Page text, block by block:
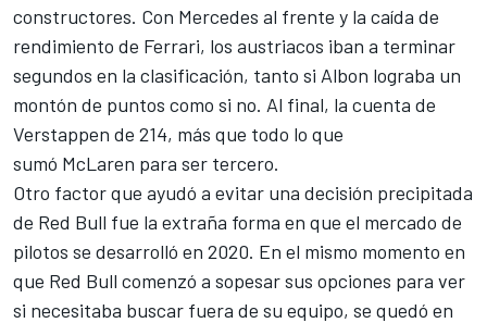
constructores. Con Mercedes al frente y la caída de
rendimiento de Ferrari, los austriacos iban a terminar
segundos en la clasificación, tanto si Albon lograba un
montón de puntos como si no. Al final, la cuenta de
Verstappen de 214, más que todo lo que
sumó McLaren para ser tercero.
Otro factor que ayudó a evitar una decisión precipitada
de Red Bull fue la extraña forma en que el mercado de
pilotos se desarrolló en 2020. En el mismo momento en
que Red Bull comenzó a sopesar sus opciones para ver
si necesitaba buscar fuera de su equipo, se quedó en